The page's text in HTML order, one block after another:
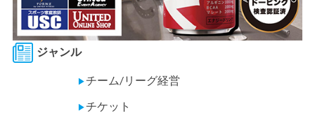
ジャンル
▶チーム/リーグ経営
▶チケット